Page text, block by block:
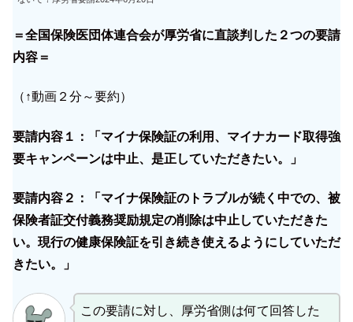
＝全国保険医団体連合会が厚労省に直談判した２つの要請
内容＝
（↑動画２分～要約）
要請内容１：「マイナ保険証の利用、マイナカード取得強
要キャンペーンは中止、是正していただきたい。」
要請内容２：「マイナ保険証のトラブルが続く中での、被
保険者証交付義務奨励規定の削除は中止していただきた
い。現行の健康保険証を引き続き使えるようにしていただ
きたい。」
この要請に対し、厚労省側は何て回答した